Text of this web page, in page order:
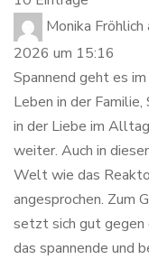
Monika Fröhlich
2026 um 15:16
Spannend geht es
Leben in der
in der Liebe im
weiter. Auch in
Welt wie das
angesprochen. Zum
setzt sich gut gegen
das spannende und